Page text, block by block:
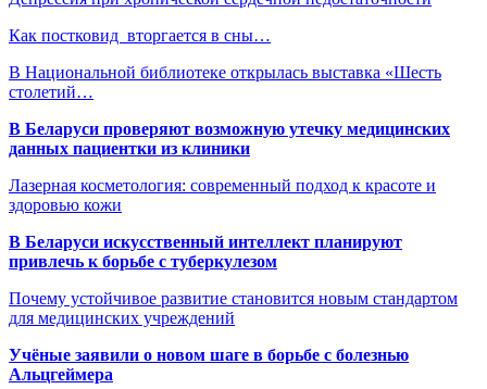
Как постковид вторгается в сны…
В Национальной библиотеке открылась выставка «Шесть
столетий…
В Беларуси проверяют возможную утечку медицинских
данных пациентки из клиники
Лазерная косметология: современный подход к красоте и
здоровью кожи
В Беларуси искусственный интеллект планируют
привлечь к борьбе с туберкулезом
Почему устойчивое развитие становится новым стандартом
для медицинских учреждений
Учёные заявили о новом шаге в борьбе с болезнью
Альцгеймера